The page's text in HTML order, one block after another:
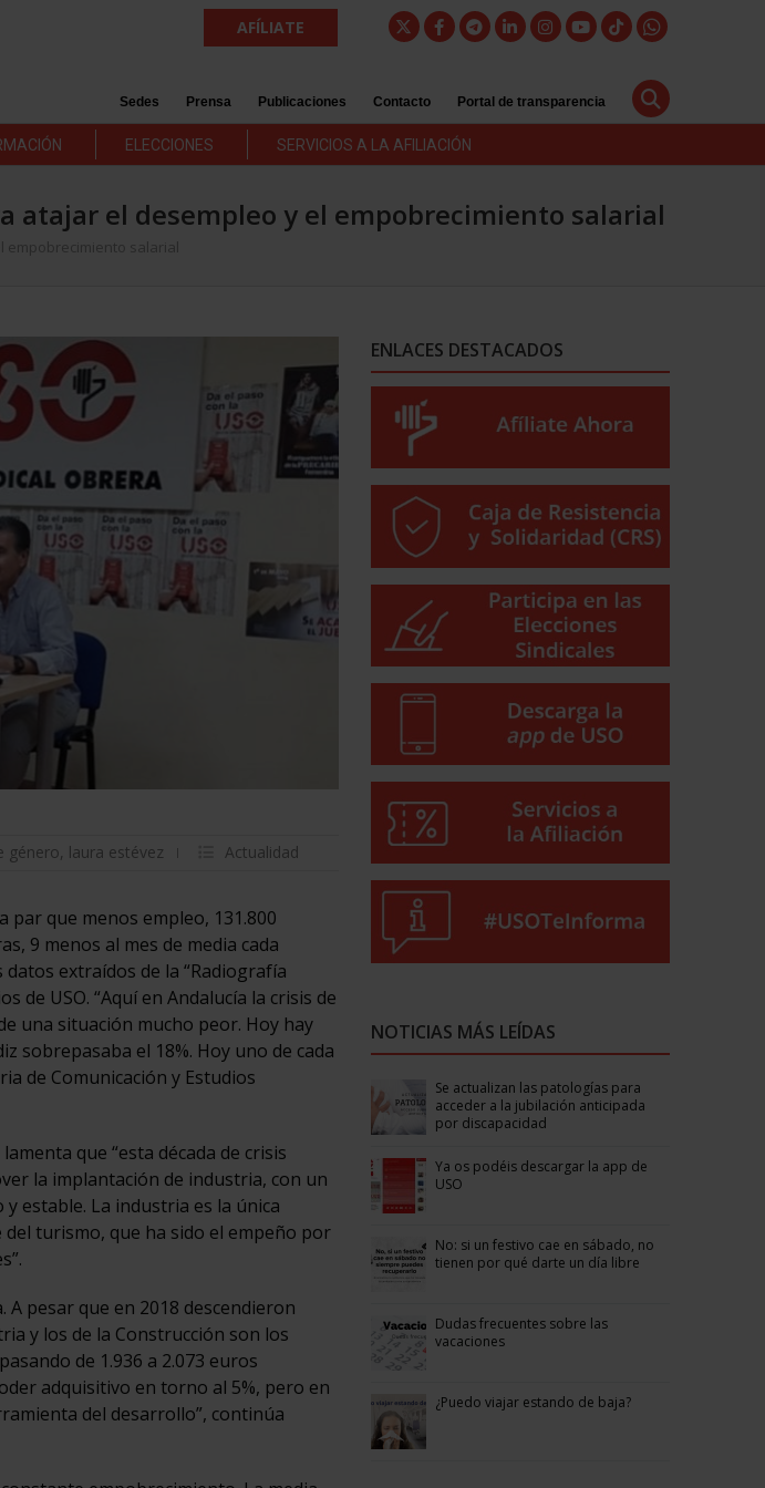
AFÍLIATE
Sedes Prensa Publicaciones Contacto Portal de transparencia
ELECCIONES SERVICIOS A LA AFILIACIÓN
atajar el desempleo y el empobrecimiento salarial
salarial
género, laura estévez Actualidad
par que menos empleo, 131.800
9 menos al mes de media cada
extraídos de la “Radiografía
de USO. “Aquí en Andalucía la crisis de
una situación mucho peor. Hoy hay
sobrepasaba el 18%. Hoy uno de cada
de Comunicación y Estudios
que “esta década de crisis
la implantación de industria, con un
estable. La industria es la única
turismo, que ha sido el empeño por
pesar que en 2018 descendieron
y los de la Construcción son los
de 1.936 a 2.073 euros
adquisitivo en torno al 5%, pero en
del desarrollo”, continúa
ENLACES DESTACADOS
NOTICIAS MÁS LEÍDAS
Se actualizan las patologías para
acceder a la jubilación anticipada
por discapacidad
Ya os podéis descargar la app de
USO
No: si un festivo cae en sábado, no
tienen por qué darte un día libre
Dudas frecuentes sobre las
vacaciones
¿Puedo viajar estando de baja?